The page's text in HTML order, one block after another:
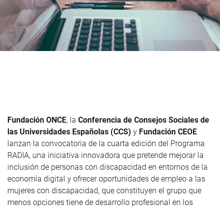
Fundación ONCE, la Conferencia de Consejos Sociales de
las Universidades Españolas (CCS) y Fundación CEOE
lanzan la convocatoria de la cuarta edición del Programa
RADIA, una iniciativa innovadora que pretende mejorar la
inclusión de personas con discapacidad en entornos de la
economía digital y ofrecer oportunidades de empleo a las
mujeres con discapacidad, que constituyen el grupo que
menos opciones tiene de desarrollo profesional en los